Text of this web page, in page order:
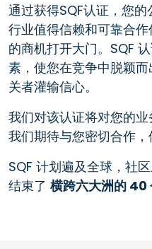
通过获得SQF认证，您
行业值得信赖和可靠合
的商机打开大门。SQF
素，使您在竞争中脱颖
关者灌输信心。
我们对该认证将对您的
我们期待与您密切合作，
SQF 计划遍及全球，社
结束了 横跨六大洲的 40